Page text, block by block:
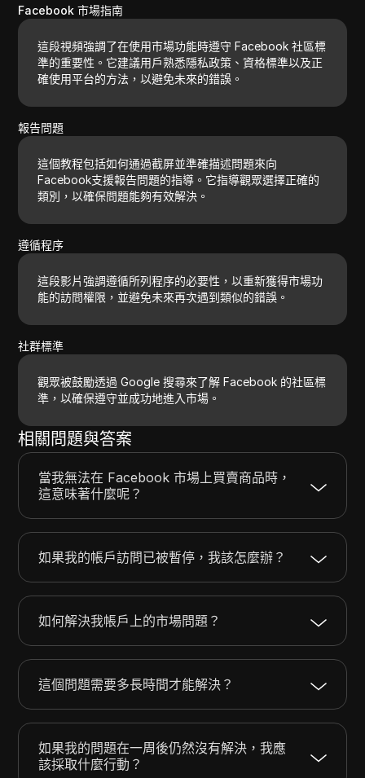
Facebook 市場指南
這段視頻強調了在使用市場功能時遵守 Facebook 社區標
準的重要性。它建議用戶熟悉隱私政策、資格標準以及正
確使用平台的方法，以避免未來的錯誤。
報告問題
這個教程包括如何通過截屏並準確描述問題來向
Facebook支援報告問題的指導。它指導觀眾選擇正確的
類別，以確保問題能夠有效解決。
遵循程序
這段影片強調遵循所列程序的必要性，以重新獲得市場功
能的訪問權限，並避免未來再次遇到類似的錯誤。
社群標準
觀眾被鼓勵透過 Google 搜尋來了解 Facebook 的社區標
準，以確保遵守並成功地進入市場。
相關問題與答案
當我無法在 Facebook 市場上買賣商品時，
這意味著什麼呢？
如果我的帳戶訪問已被暫停，我該怎麼辦？
如何解決我帳戶上的市場問題？
這個問題需要多長時間才能解決？
如果我的問題在一周後仍然沒有解決，我應
該採取什麼行動？